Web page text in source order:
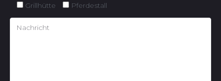
Grillhütte
Pferdestall